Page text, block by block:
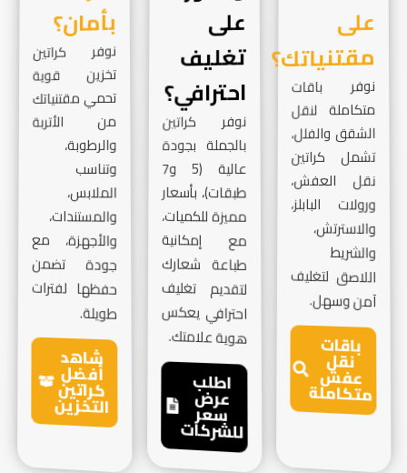
على
مقتنياتك؟
نوفر باقات
متكاملة لنقل
الشقق والفلل،
تشمل كراتين
نقل العفش،
ورولات البابلز،
والاسترتش،
والشريط
اللاصق لتغليف
آمن وسهل.
باقات
نقل
عفش
متكاملة
على
تغليف
احترافي؟
نوفر كراتين
بالجملة بجودة
عالية (5 و7
طبقات)، بأسعار
مميزة للكميات،
مع إمكانية
طباعة شعارك
لتقديم تغليف
احترافي يعكس
هوية علامتك.
اطلب
عرض
سعر
للشركات
بأمان؟
نوفر كراتين
تخزين قوية
تحمي مقتنياتك
من الأتربة
والرطوبة،
وتناسب
الملابس،
والمستندات،
والأجهزة، مع
جودة تضمن
حفظها لفترات
طويلة.
شاهد
أفضل
كراتين
التخزين